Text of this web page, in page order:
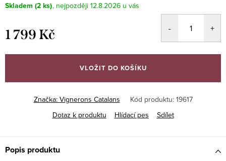
Skladem (2 ks) 12.8.2026
1 799 Kč
cena:
VLOŽIT DO KOŠÍKU
Značka: Vignerons Catalans Kód produktu: 19617
Dotaz k produktu
Hlídací pes Sdílet
Popis produktu